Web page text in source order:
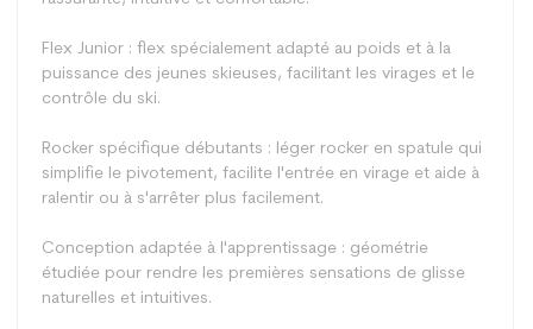
Flex Junior : flex spécialement adapté au poids et à la
puissance des jeunes skieuses, facilitant les virages et le
contrôle du ski.
Rocker spécifique débutants : léger rocker en spatule qui
simplifie le pivotement, facilite l'entrée en virage et aide à
ralentir ou à s'arrêter plus facilement.
Conception adaptée à l'apprentissage : géométrie
étudiée pour rendre les premières sensations de glisse
naturelles et intuitives.